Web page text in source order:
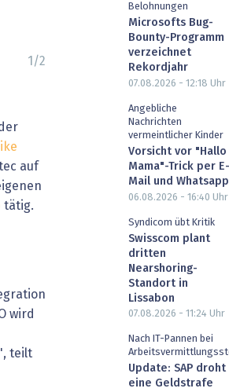
1 /2
auf
tätig.
wird
teilt
Belohnungen
Microsofts Bug-
Bounty-Programm
verzeichnet
Rekordjahr
07.08.2026 - 12:18 Uhr
Angebliche
Nachrichten
vermeintlicher Kinder
Vorsicht vor "Hallo
Mama"-Trick per E-
Mail und Whatsapp
06.08.2026 - 16:40 Uhr
Syndicom übt Kritik
Swisscom plant
dritten
Nearshoring-
Standort in
Lissabon
07.08.2026 - 11:24 Uhr
Nach IT-Pannen bei
Update: SAP droht
eine Geldstrafe